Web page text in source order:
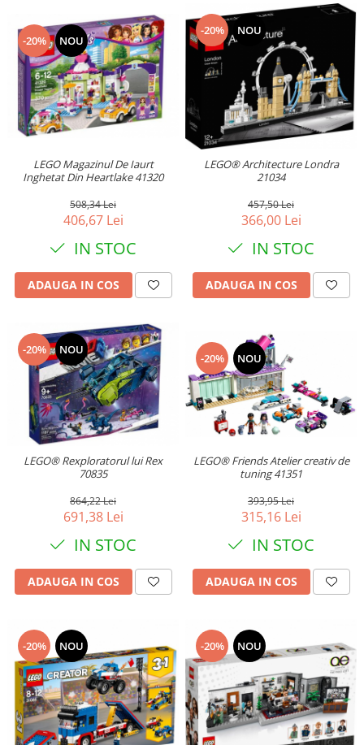
-20% NOU
LEGO Magazinul De Iaurt
Inghetat Din Heartlake 41320
508,34 Lei
406,67 Lei
IN STOC
ADAUGA IN COS
-20% NOU
LEGO® Architecture Londra
21034
457,50 Lei
366,00 Lei
IN STOC
ADAUGA IN COS
-20% NOU
LEGO® Rexploratorul lui Rex
70835
864,22 Lei
691,38 Lei
IN STOC
ADAUGA IN COS
-20% NOU
LEGO® Friends Atelier creativ de
tuning 41351
393,95 Lei
315,16 Lei
IN STOC
ADAUGA IN COS
-20% NOU -20% NOU